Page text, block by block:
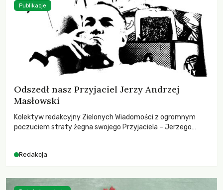
Odszedł nasz Przyjaciel Jerzy Andrzej
Masłowski
Kolektyw redakcyjny Zielonych Wiadomości z ogromnym
poczuciem straty żegna swojego Przyjaciela – Jerzego
Redakcja
Publikacje